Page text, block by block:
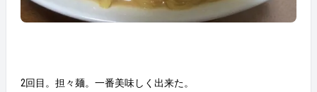
2回目。担々麺。一番美味しく出来た。